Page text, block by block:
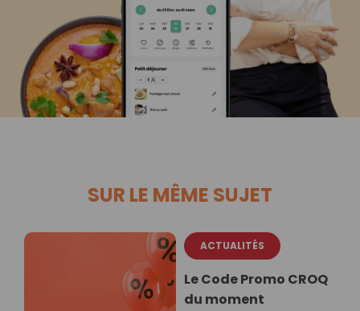
SUR LE MÊME SUJET
ACTUALITÉS
Le Code Promo CROQ
du moment